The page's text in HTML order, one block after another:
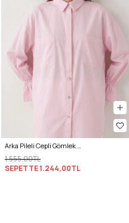
1.555,00TL
SEPETTE1.244,00TL